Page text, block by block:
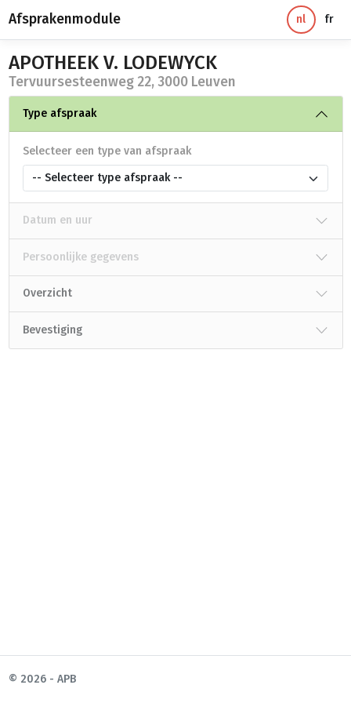
Afsprakenmodule nl fr
APOTHEEK V. LODEWYCK
Tervuursesteenweg 22, 3000 Leuven
Type afspraak
Selecteer een type van afspraak
-- Selecteer type afspraak --
Datum en uur
Persoonlijke gegevens
Overzicht
Bevestiging
© 2026 - APB